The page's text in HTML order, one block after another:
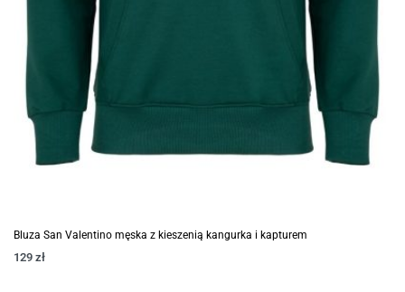
Bluza San Valentino męska z kieszenią kangurka i kapturem
129 zł